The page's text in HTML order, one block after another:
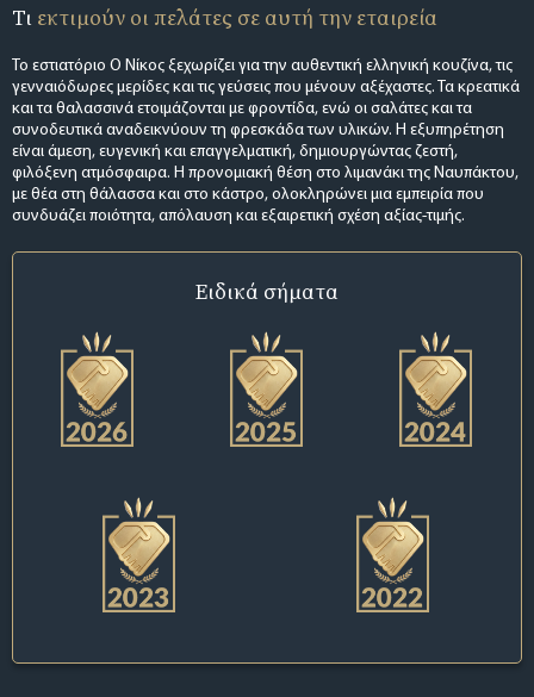
Τι εκτιμούν οι πελάτες σε αυτή την εταιρεία
Το εστιατόριο Ο Νίκος ξεχωρίζει για την αυθεντική ελληνική κουζίνα, τις
γενναιόδωρες μερίδες και τις γεύσεις που μένουν αξέχαστες. Τα κρεατικά
και τα θαλασσινά ετοιμάζονται με φροντίδα, ενώ οι σαλάτες και τα
συνοδευτικά αναδεικνύουν τη φρεσκάδα των υλικών. Η εξυπηρέτηση
είναι άμεση, ευγενική και επαγγελματική, δημιουργώντας ζεστή,
φιλόξενη ατμόσφαιρα. Η προνομιακή θέση στο λιμανάκι της Ναυπάκτου,
με θέα στη θάλασσα και στο κάστρο, ολοκληρώνει μια εμπειρία που
συνδυάζει ποιότητα, απόλαυση και εξαιρετική σχέση αξίας-τιμής.
Ειδικά σήματα